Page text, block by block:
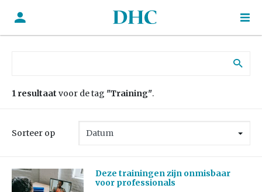
1 resultaat voor de tag "Training".
Sorteer op
Deze trainingen zijn onmisbaar
voor professionals